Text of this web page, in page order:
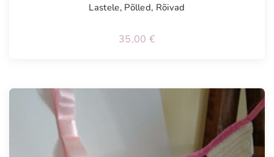
Lastele, Põlled, Rõivad
35,00 €